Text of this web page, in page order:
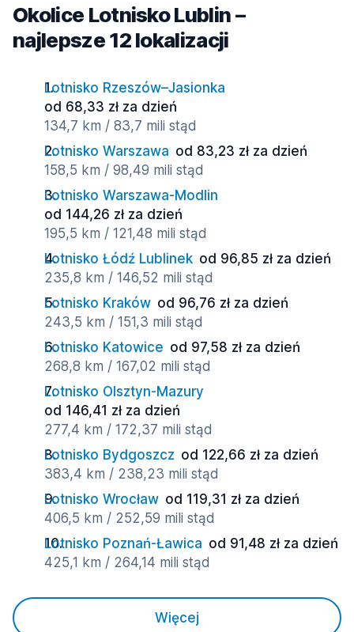
Okolice Lotnisko Lublin –
najlepsze 12 lokalizacji
Lotnisko Rzeszów–Jasionka
od 68,33 zł za dzień
134,7 km / 83,7 mili stąd
Lotnisko Warszawa od 83,23 zł za dzień
158,5 km / 98,49 mili stąd
Lotnisko Warszawa-Modlin
od 144,26 zł za dzień
195,5 km / 121,48 mili stąd
Lotnisko Łódź Lublinek od 96,85 zł za dzień
235,8 km / 146,52 mili stąd
Lotnisko Kraków od 96,76 zł za dzień
243,5 km / 151,3 mili stąd
Lotnisko Katowice od 97,58 zł za dzień
268,8 km / 167,02 mili stąd
Lotnisko Olsztyn-Mazury
od 146,41 zł za dzień
277,4 km / 172,37 mili stąd
Lotnisko Bydgoszcz od 122,66 zł za dzień
383,4 km / 238,23 mili stąd
Lotnisko Wrocław od 119,31 zł za dzień
406,5 km / 252,59 mili stąd
Lotnisko Poznań-Ławica od 91,48 zł za dzień
425,1 km / 264,14 mili stąd
Więcej